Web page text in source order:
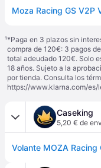
¹*Paga en 3 plazos sin
compra de 120€: 3 pagos
total adeudado 120€. Solo
18 años. Sujeto a la
por tienda. Consulta los
https://www.klarna.com/es/
Caseking
5,20 € de